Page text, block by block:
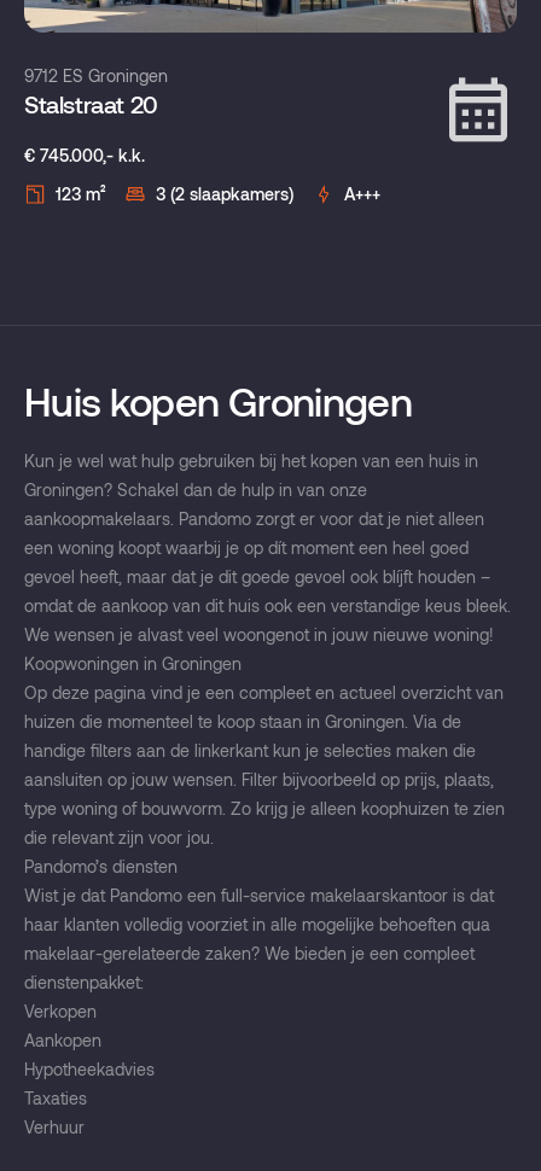
9712 ES Groningen
Stalstraat 20
€ 745.000,- k.k.
123 m²
3 (2 slaapkamers) A+++
Huis kopen Groningen
Kun je wel wat hulp gebruiken bij het kopen van een huis in
Groningen? Schakel dan de hulp in van onze
aankoopmakelaars. Pandomo zorgt er voor dat je niet alleen
een woning koopt waarbij je op dít moment een heel goed
gevoel heeft, maar dat je dit goede gevoel ook blíjft houden –
omdat de aankoop van dit huis ook een verstandige keus bleek.
We wensen je alvast veel woongenot in jouw nieuwe woning!
Koopwoningen in Groningen
Op deze pagina vind je een compleet en actueel overzicht van
huizen die momenteel te koop staan in Groningen. Via de
handige filters aan de linkerkant kun je selecties maken die
aansluiten op jouw wensen. Filter bijvoorbeeld op prijs, plaats,
type woning of bouwvorm. Zo krijg je alleen koophuizen te zien
die relevant zijn voor jou.
Pandomo’s diensten
Wist je dat Pandomo een full-service makelaarskantoor is dat
haar klanten volledig voorziet in alle mogelijke behoeften qua
makelaar-gerelateerde zaken? We bieden je een compleet
dienstenpakket:
Verkopen
Aankopen
Hypotheekadvies
Taxaties
Verhuur